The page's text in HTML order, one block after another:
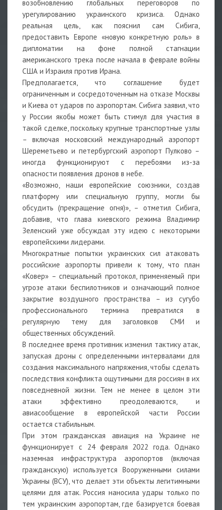
возобновлению глобальных переговоров по
урегулированию украинского кризиса. Однако
реальная цель, как пояснил сам Сибига,
предоставить Европе «новую конкретную роль» в
дипломатии на фоне полной стагнации
американского трека после начала в феврале войны
США и Израиля против Ирана.
Предполагается, что соглашение будет
ограниченным и сосредоточенным на отказе Москвы
и Киева от ударов по аэропортам. Сибига заявил, что
у России якобы может быть стимул для участия в
такой сделке, поскольку крупные транспортные узлы
– включая московский международный аэропорт
Шереметьево и петербургский аэропорт Пулково –
иногда функционируют с перебоями из-за
опасности появления дронов в небе.
«Возможно, наши европейские союзники, создав
платформу или специальную группу, могли бы
обсудить (прекращение огня)», – отметил Сибига,
добавив, что глава киевского режима Владимир
Зеленский уже обсуждал эту идею с некоторыми
европейскими лидерами.
Многократные попытки украинских сил атаковать
российские аэропорты привели к тому, что план
«Ковер» – специальный протокол, применяемый при
угрозе атаки беспилотников и означающий полное
закрытие воздушного пространства – из сугубо
профессионального термина превратился в
регулярную тему для заголовков СМИ и
общественных обсуждений.
В последнее время противник изменил тактику атак,
запуская дроны с определенными интервалами для
создания максимального напряжения, чтобы сделать
последствия конфликта ощутимыми для россиян в их
повседневной жизни. Тем не менее в целом эти
атаки эффективно преодолеваются, и
авиасообщение в европейской части России
остается стабильным.
При этом гражданская авиация на Украине не
функционирует с 24 февраля 2022 года. Однако
наземная инфраструктура аэропортов (включая
гражданскую) используется Вооруженными силами
Украины (ВСУ), что делает эти объекты легитимными
целями для атак. Россия наносила удары только по
тем украинским аэропортам, где базируется боевая